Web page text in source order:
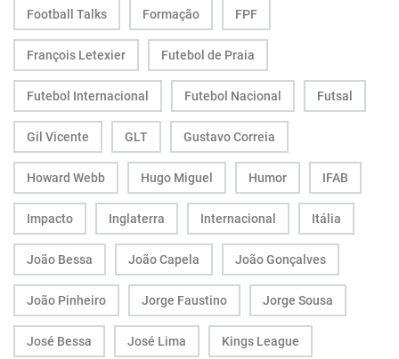
Football Talks Formação FPF
François Letexier Futebol de Praia
Futebol Internacional Futebol Nacional Futsal
Gil Vicente GLT Gustavo Correia
Howard Webb Hugo Miguel Humor IFAB
Impacto Inglaterra Internacional Itália
João Bessa João Capela João Gonçalves
João Pinheiro Jorge Faustino Jorge Sousa
José Bessa José Lima Kings League